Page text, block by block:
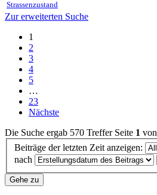
Strassenzustand
Zur erweiterten Suche
1
2
3
4
5
…
23
Nächste
Die Suche ergab 570 Treffer Seite 1 von
Beiträge der letzten Zeit anzeigen:
nach
Gehe zu